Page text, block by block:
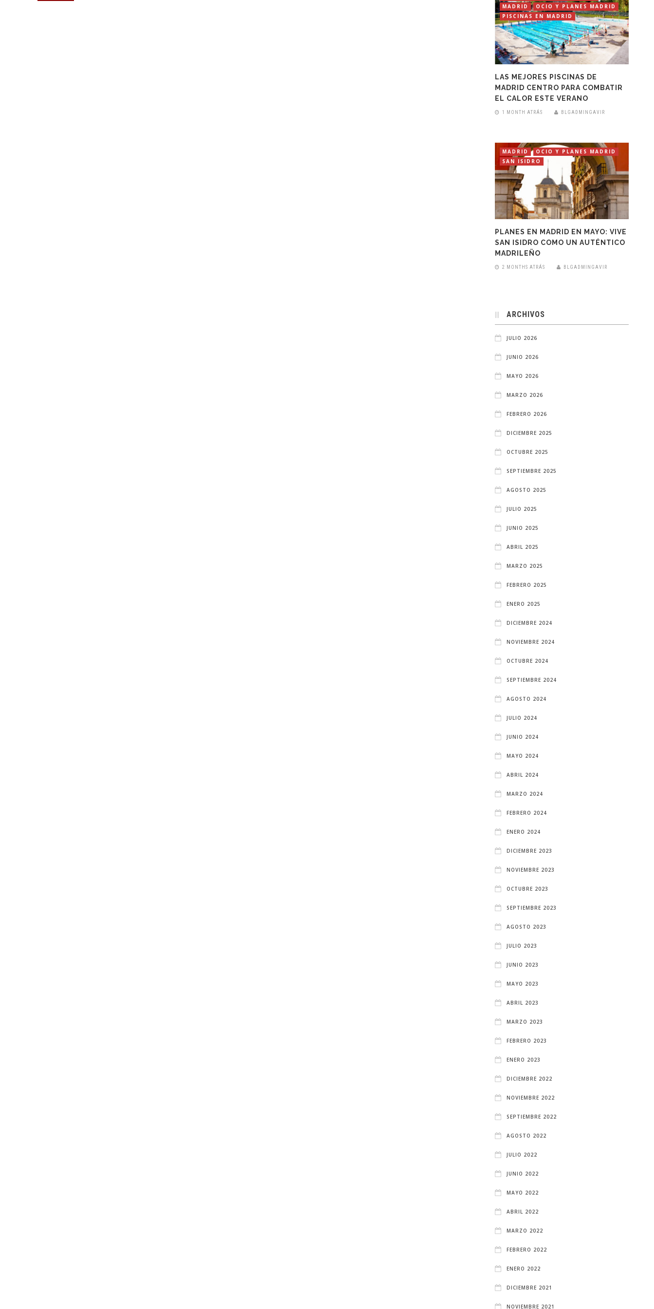
MADRID
OCIO Y PLANES MADRID
PISCINAS EN MADRID
LAS MEJORES PISCINAS DE
MADRID CENTRO PARA COMBATIR
EL CALOR ESTE VERANO
1 MONTH ATRÁS BLGADMINGAVIR
MADRID
OCIO Y PLANES MADRID
SAN ISIDRO
PLANES EN MADRID EN MAYO: VIVE
SAN ISIDRO COMO UN AUTÉNTICO
MADRILEÑO
2 MONTHS ATRÁS BLGADMINGAVIR
ARCHIVOS
JULIO 2026
JUNIO 2026
MAYO 2026
MARZO 2026
FEBRERO 2026
DICIEMBRE 2025
OCTUBRE 2025
SEPTIEMBRE 2025
AGOSTO 2025
JULIO 2025
JUNIO 2025
ABRIL 2025
MARZO 2025
FEBRERO 2025
ENERO 2025
DICIEMBRE 2024
NOVIEMBRE 2024
OCTUBRE 2024
SEPTIEMBRE 2024
AGOSTO 2024
JULIO 2024
JUNIO 2024
MAYO 2024
ABRIL 2024
MARZO 2024
FEBRERO 2024
ENERO 2024
DICIEMBRE 2023
NOVIEMBRE 2023
OCTUBRE 2023
SEPTIEMBRE 2023
AGOSTO 2023
JULIO 2023
JUNIO 2023
MAYO 2023
ABRIL 2023
MARZO 2023
FEBRERO 2023
ENERO 2023
DICIEMBRE 2022
NOVIEMBRE 2022
SEPTIEMBRE 2022
AGOSTO 2022
JULIO 2022
JUNIO 2022
MAYO 2022
ABRIL 2022
MARZO 2022
FEBRERO 2022
ENERO 2022
DICIEMBRE 2021
NOVIEMBRE 2021